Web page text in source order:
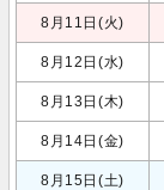
8月11日(火)
8月12日(水)
8月13日(木)
8月14日(金)
8月15日(土)